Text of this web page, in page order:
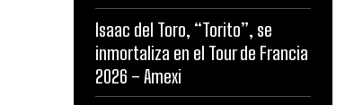
Isaac del Toro, “Torito”, se
inmortaliza en el Tour de Francia
2026 – Amexi